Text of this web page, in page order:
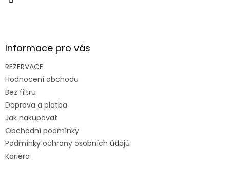
Informace pro vás
REZERVACE
Hodnocení obchodu
Bez filtru
Doprava a platba
Jak nakupovat
Obchodní podmínky
Podmínky ochrany osobních údajů
Kariéra